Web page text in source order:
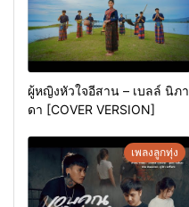
ผู้หญิงหัวใจอีสาน – เบลล์ นิภา
ดา [COVER VERSION]
เพลงลูกทุ่ง